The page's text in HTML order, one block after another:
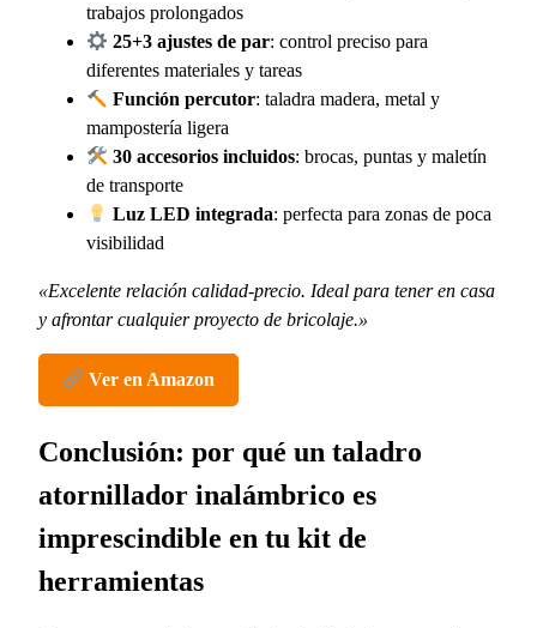
trabajos prolongados
25+3 ajustes de par: control preciso para
diferentes materiales y tareas
Función percutor: taladra madera, metal y
mampostería ligera
30 accesorios incluidos: brocas, puntas y maletín
de transporte
Luz LED integrada: perfecta para zonas de poca
visibilidad
«Excelente relación calidad-precio. Ideal para tener en casa
y afrontar cualquier proyecto de bricolaje.»
Ver en Amazon
Conclusión: por qué un taladro
atornillador inalámbrico es
imprescindible en tu kit de
herramientas